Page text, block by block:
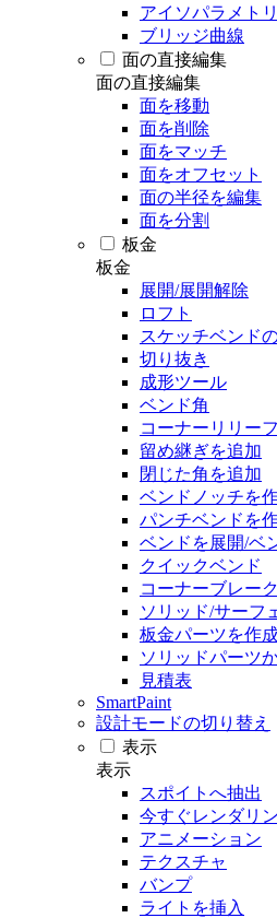
アイソパラメト
ブリッジ曲線
面の直接編集
面の直接編集
面を移動
面を削除
面をマッチ
面をオフセット
面の半径を編集
面を分割
板金
板金
展開/展開解除
ロフト
スケッチベンド
切り抜き
成形ツール
ベンド角
コーナーリリー
留め継ぎを追加
閉じた角を追加
ベンドノッチを
パンチベンドを
ベンドを展開/ベ
クイックベンド
コーナーブレーク
ソリッド/サーフ
板金パーツを作
ソリッドパーツ
見積表
SmartPaint
設計モードの切り替え
表示
表示
スポイトへ抽出
今すぐレンダリ
アニメーション
テクスチャ
バンプ
ライトを挿入